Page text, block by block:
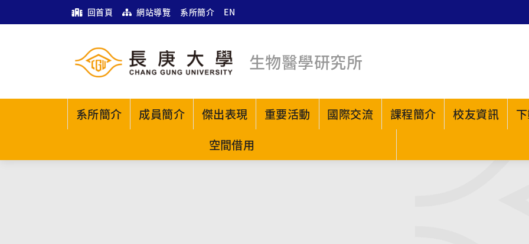
回首頁 網站導覽 系所簡介 EN
生物醫學研究所
系所簡介 成員簡介 傑出表現 重要活動 國際交流 課程簡介 校友資訊
空間借用